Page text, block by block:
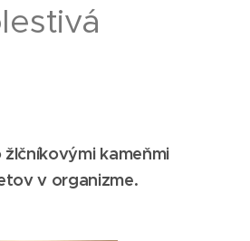
kameňmi
v organizme.